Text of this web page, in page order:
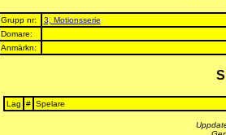
Grupp nr:
3, Motionsserie
Domare:
Anmärkn:
Lag # Spelare